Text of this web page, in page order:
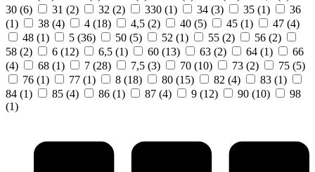
30 (6) 31 (2) 32 (2) 330 (1) 34 (3) 35 (1)
36
(1)
38 (4) 4 (18) 4,5 (2) 40 (5) 45 (1) 47 (4)
48 (1) 5 (36) 50 (5) 52 (1) 55 (2) 56 (2)
58 (2) 6 (12) 6,5 (1) 60 (13) 63 (2) 64 (1)
66
(4)
68 (1) 7 (28) 7,5 (3) 70 (10) 73 (2) 75 (5)
76 (1) 77 (1) 8 (18) 80 (15) 82 (4) 83 (1)
84 (1) 85 (4) 86 (1) 87 (4) 9 (12) 90 (10)
98
(1)